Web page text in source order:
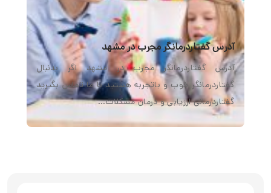
آدرس گفتاردرمانگر مجرب در مشهد
آدرس گفتاردرمانگر مجرب در مشهد اگر بدنبال
گفتاردرمانگر خوب و باتجربه هستید با ما تماس بگیرید
گفتاردرمانی ارزیابی و درمان مشکلات…